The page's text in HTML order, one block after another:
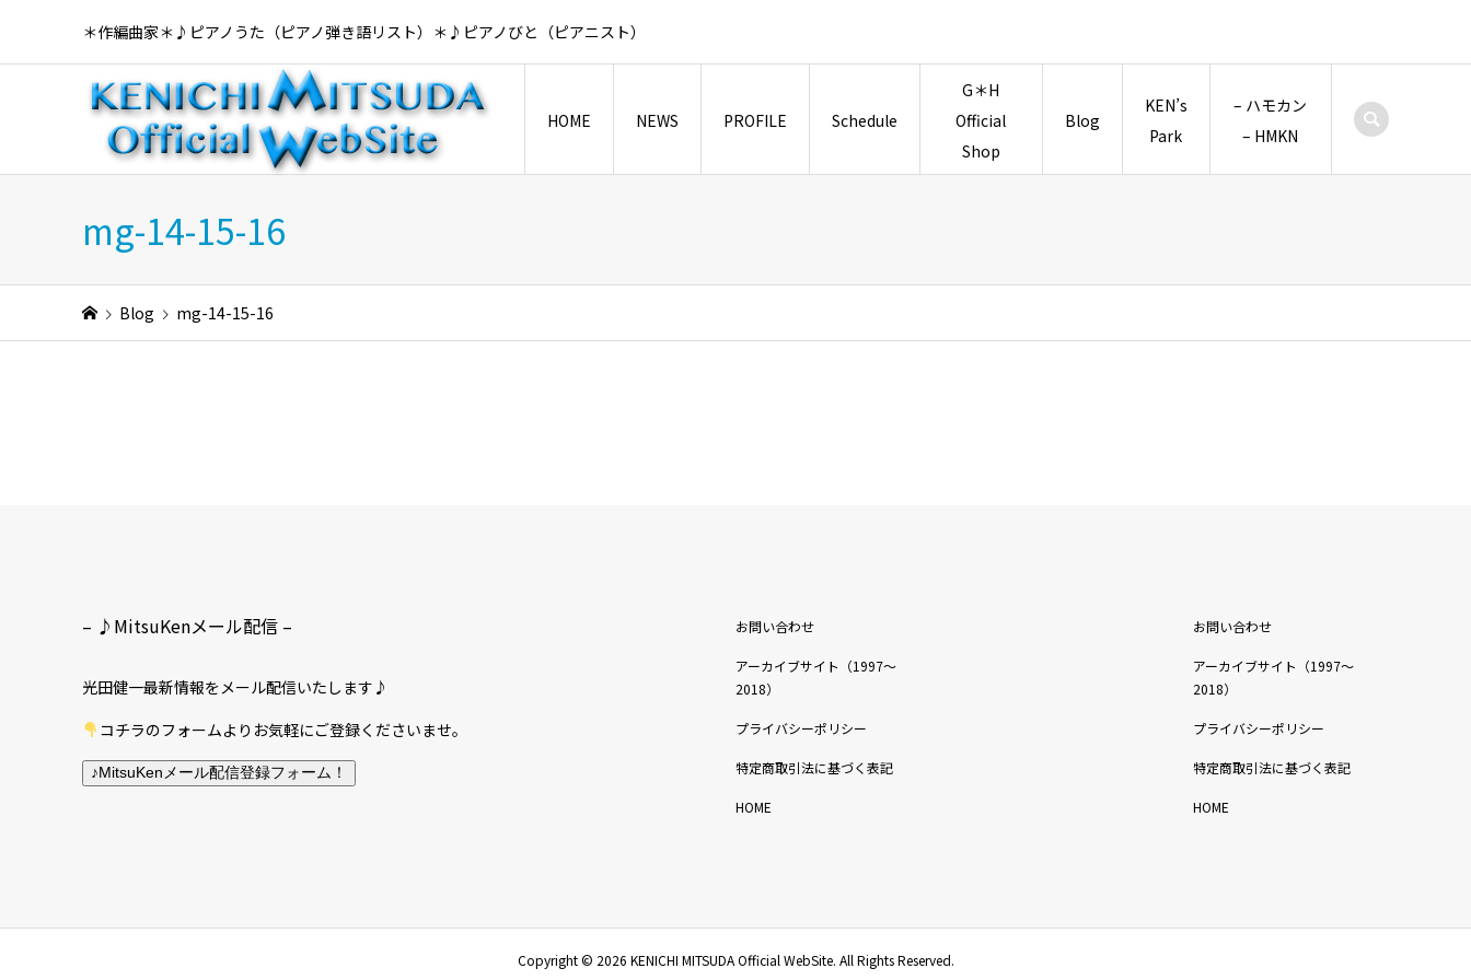
＊作編曲家＊♪ピアノうた（ピアノ弾き語リスト）＊♪ピアノびと（ピアニスト）
HOME NEWS PROFILE Schedule
G＊H
Official
Shop
Blog
KEN’s
Park
– ハモカン
– HMKN
mg-14-15-16
Blog mg-14-15-16
– ♪MitsuKenメール配信 –
光田健一最新情報をメール配信いたします♪
コチラのフォームよりお気軽にご登録くださいませ。
♪MitsuKenメール配信登録フォーム！
お問い合わせ
アーカイブサイト（1997〜
2018）
プライバシーポリシー
特定商取引法に基づく表記
HOME
お問い合わせ
アーカイブサイト（1997〜
2018）
プライバシーポリシー
特定商取引法に基づく表記
HOME
Copyright © 2026 KENICHI MITSUDA Official WebSite. All Rights Reserved.